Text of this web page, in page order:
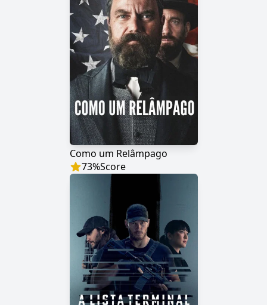
Como um Relâmpago
73%Score